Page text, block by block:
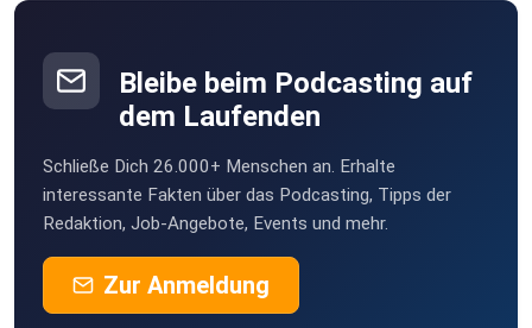
Bleibe beim Podcasting auf
dem Laufenden
Schließe Dich 26.000+ Menschen an. Erhalte
interessante Fakten über das Podcasting, Tipps der
Redaktion, Job-Angebote, Events und mehr.
Zur Anmeldung